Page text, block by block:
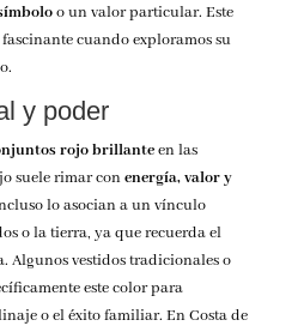
o un valor particular. Este
cuando exploramos su
y poder
rojo brillanteen las
suele rimar conenergía, valor y
lo asocian a un vínculo
o la tierra, ya que recuerda el
Algunos vestidos tradicionales o
este color para
o el éxito familiar. En Costa de